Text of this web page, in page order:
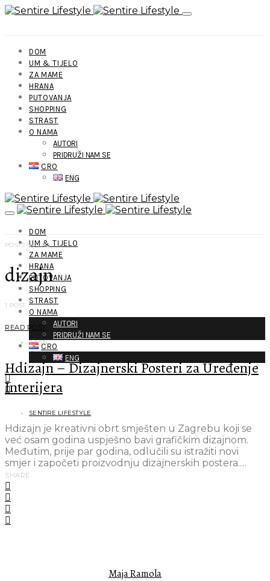
DOM
UM & TIJELO
ZA MAME
HRANA
PUTOVANJA
SHOPPING
STRAST
O NAMA
AUTORI
PRIDRUŽI NAM SE
CRO
ENG
DOM
UM & TIJELO
ZA MAME
HRANA
PUTOVANJA
SHOPPING
STRAST
O NAMA
AUTORI
PRIDRUŽI NAM SE
CRO
ENG
POSTS BY TAG
dizajn
1 POST
READ POST
2 MIN
Hdizajn – Dizajnerski Posteri za Uređenje
Interijera
SENTIRE LIFESTYLE
Hdizajn je kreativni obrt smješten u Zagrebu koji se
već osam godina uspješno bavi grafičkim dizajnom.
Međutim, prije par godina, odlučili su istražiti novi
smjer i započeti proizvodnju dizajnerskih postera.…
SHARE
Maja Ramola